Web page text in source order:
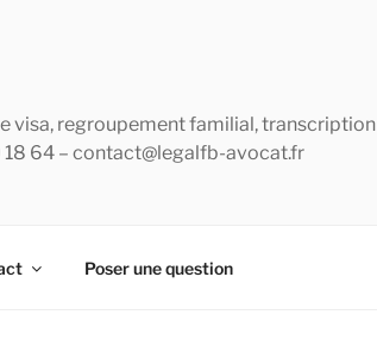
visa, regroupement familial, transcription
64 – contact@legalfb-avocat.fr
Poser une question